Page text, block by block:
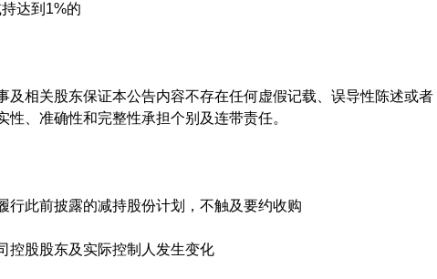
达到1%的
相关股东保证本公告内容不存在任何虚假记载、误导性陈述或者
性、准确性和完整性承担个别及连带责任。
此前披露的减持股份计划，不触及要约收购
股股东及实际控制人发生变化